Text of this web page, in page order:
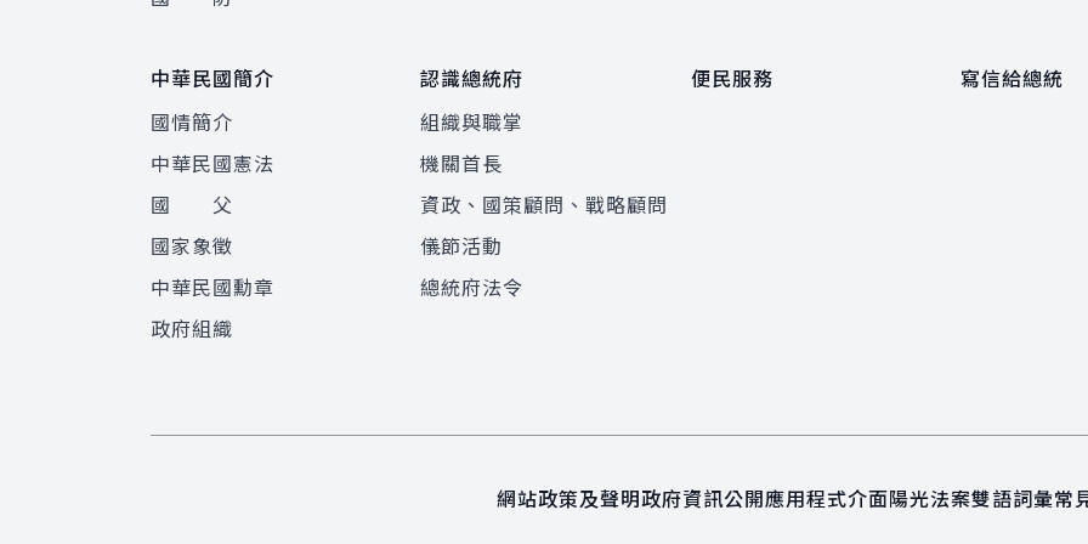
中華民國簡介
國情簡介
中華民國憲法
國 父
國家象徵
中華民國勳章
政府組織
認識總統府
組織與職掌
機關首長
資政、國策顧問、戰略顧問
儀節活動
總統府法令
便民服務 寫信給總統
網站政策及聲明政府資訊公開應用程式介面陽光法案雙語詞彙常